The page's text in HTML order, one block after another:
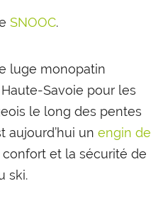
SNOOC.
luge monopatin
Savoie pour les
le long des pentes
aujourd’hui un engin de
et la sécurité de
ski.